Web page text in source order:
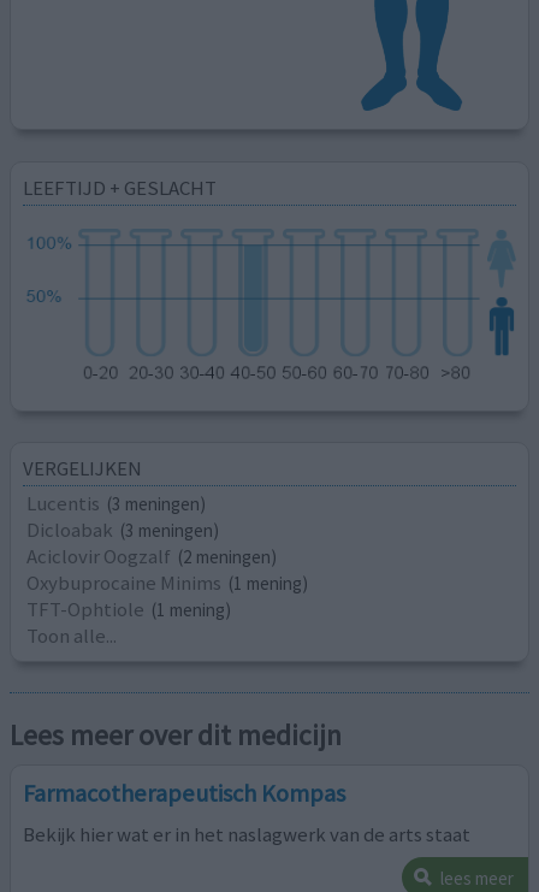
LEEFTIJD + GESLACHT
VERGELIJKEN
Lucentis (3 meningen)
Dicloabak (3 meningen)
Aciclovir Oogzalf (2 meningen)
Oxybuprocaine Minims (1 mening)
TFT-Ophtiole (1 mening)
Toon alle...
Lees meer over dit medicijn
Farmacotherapeutisch Kompas
Bekijk hier wat er in het naslagwerk van de arts staat
lees meer